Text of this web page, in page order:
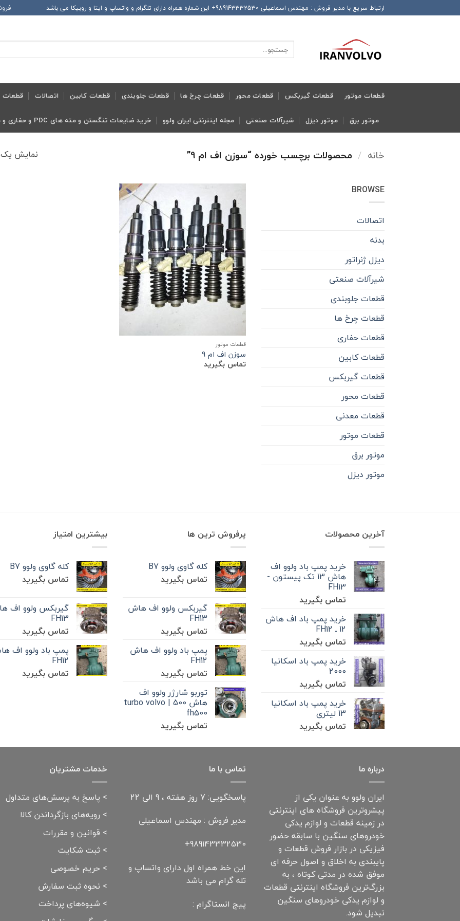
to
ارتباط سریع با مدیر فروش : مهندس اسماعیلی 989143332530+ این شماره همراه دارای تلگرام و واتساپ و ایتا و روبیکا می باشد
جستجو
برای:
قطعات موتور قطعات گیربکس قطعات محور قطعات چرخ ها قطعات جلوبندی قطعات کابین اتصالات قطعات
موتور برق موتور دیزل شیرآلات صنعتی مجله اینترنتی ایران ولوو خرید ضایعات تنگستن و مته های PDC و حفاری و معدنی و ابزار تراش
خانه / محصولات برچسب خورده “سوزن اف ام 9” نمایش
BROWSE
اتصالات
بدنه
دیزل ژنراتور
شیرآلات صنعتی
قطعات جلوبندی
قطعات چرخ ها
قطعات حفاری
قطعات کابین
قطعات گیربکس
قطعات محور
قطعات معدنی
قطعات موتور
موتور برق
موتور دیزل
قطعات موتور
سوزن اف ام 9
تماس بگیرید
آخرین محصولات
خرید پمپ باد ولوو اف
هاش 13 تک‌ پیستون -
FH13
تماس بگیرید
خرید پمپ باد اف هاش
12 ـ FH12
تماس بگیرید
خرید پمپ باد اسکانیا
2000
تماس بگیرید
خرید پمپ باد اسکانیا
13 لیتری
تماس بگیرید
پرفروش ترین ها
کله گاوی ولوو B7
تماس بگیرید
گیربکس ولوو اف هاش
FH13
تماس بگیرید
پمپ باد ولوو اف هاش
FH12
تماس بگیرید
توربو شارژر ولوو اف
هاش 500 | turbo volvo
fh500
تماس بگیرید
بیشترین امتیاز
کله گاوی ولوو B7
تماس بگیرید
گیربکس ولوو اف
FH13
تماس بگیرید
پمپ باد ولوو اف
FH12
تماس بگیرید
درباره ما
ایران ولوو به عنوان یکی از
پیشروترین فروشگاه های اینترنتی
در زمینه قطعات و لوازم یدکی
خودروهای سنگین با سابقه حضور
فیزیکی در بازار فروش قطعات و
پایبندی به اخلاق و اصول حرفه ای
موفق شده در مدتی کوتاه ، به
بزرگ‌ترین فروشگاه اینترنتی قطعات
و لوازم یدکی خودروهای سنگین
تبدیل شود.
تماس با ما
پاسخگویی: 7 روز هفته ، 9 الی 22
مدیر فروش : مهندس اسماعیلی
989143332530+
این خط همراه اول دارای واتساپ و
تله گرام می باشد
پیج انستاگرام :
خدمات مشتریان
> پاسخ به پرسش‌های متداول
> رویه‌های بازگرداندن کالا
> قوانین و مقررات
> ثبت شکایت
> حریم خصوصی
> نحوه ثبت سفارش
> شیوه‌های پرداخت